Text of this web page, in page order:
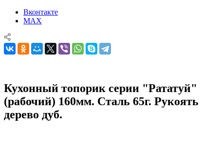
Вконтакте
MAX
Кухонный топорик серии "Рататуй"
(рабочий) 160мм. Сталь 65г. Рукоять
дерево дуб.